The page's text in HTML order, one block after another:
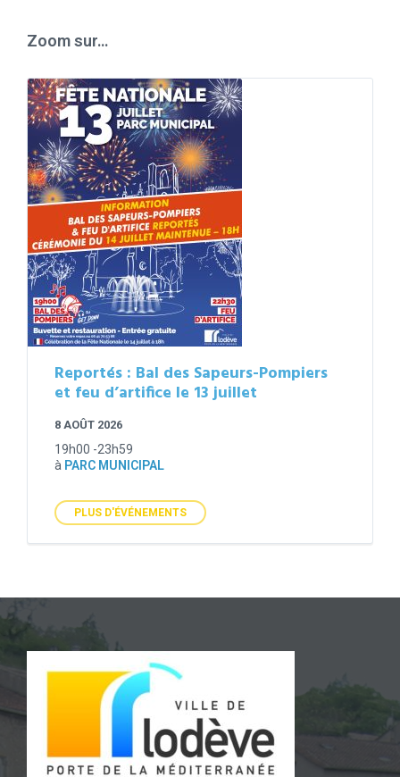
Zoom sur…
Reportés : Bal des Sapeurs-Pompiers
et feu d’artifice le 13 juillet
8 AOÛT 2026
19h00 -23h59
à PARC MUNICIPAL
PLUS D'ÉVÉNEMENTS